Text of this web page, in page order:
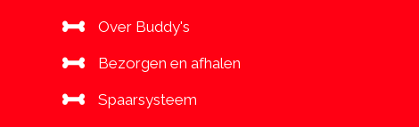
Over Buddy's
Bezorgen en afhalen
Spaarsysteem